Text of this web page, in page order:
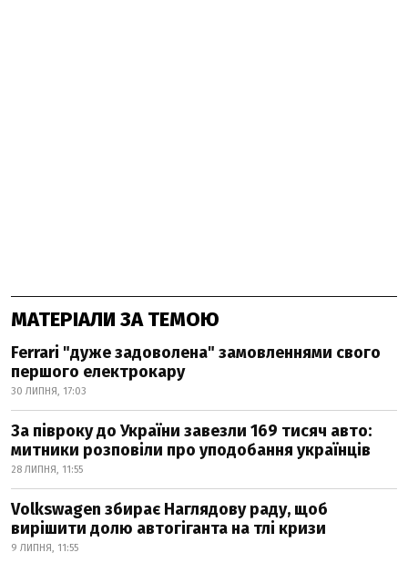
МАТЕРІАЛИ ЗА ТЕМОЮ
Ferrari "дуже задоволена" замовленнями свого
першого електрокару
30 ЛИПНЯ, 17:03
За півроку до України завезли 169 тисяч авто:
митники розповіли про уподобання українців
28 ЛИПНЯ, 11:55
Volkswagen збирає Наглядову раду, щоб
вирішити долю автогіганта на тлі кризи
9 ЛИПНЯ, 11:55